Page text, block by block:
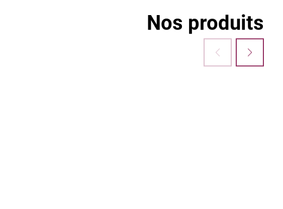
Nos produits